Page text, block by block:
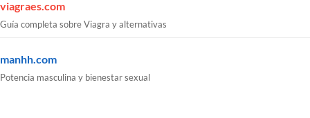
viagraes.com
Guía completa sobre Viagra y alternativas
manhh.com
Potencia masculina y bienestar sexual